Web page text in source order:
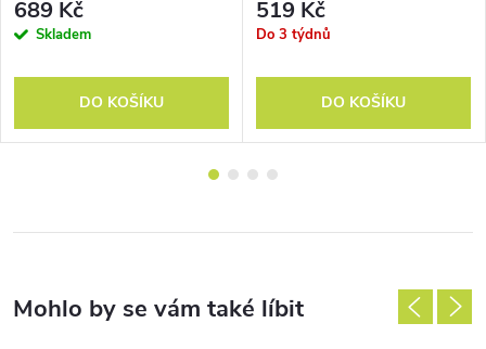
689 Kč
Skladem
DO KOŠÍKU
519 Kč
Do 3 týdnů
DO KOŠÍKU